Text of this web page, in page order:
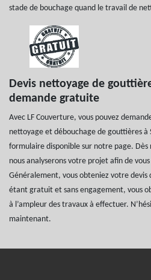
stade de bouchage quand le travail de
Devis nettoyage de
demande gratuite
Avec LF Couverture, vous pouvez
nettoyage et débouchage de gouttières
formulaire disponible sur notre page.
nous analyserons votre projet afin de
Généralement, vous obteniez votre devis
étant gratuit et sans engagement, vous
à l’ampleur des travaux à effectuer.
maintenant.